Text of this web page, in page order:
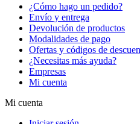
¿Cómo hago un pedido?
Envío y entrega
Devolución de productos
Modalidades de pago
Ofertas y códigos de
¿Necesitas más ayuda?
Empresas
Mi cuenta
Mi cuenta